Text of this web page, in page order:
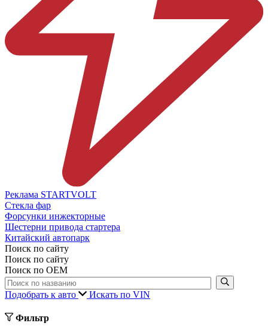
Реклама STARTVOLT
Стекла фар
Форсунки инжекторные
Шестерни привода стартера
Китайский автопарк
Поиск по сайту
Поиск по сайту
Поиск по ОЕМ
Подобрать к авто Искать по VIN
Фильтр